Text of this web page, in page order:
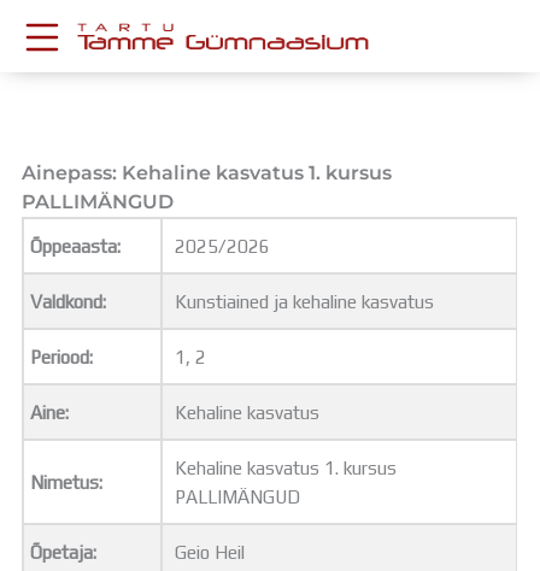
content
Postkast
Drive
Tamme TV
Tamme Leht
Kooliraadio
Koorilaul
ÕPPETÖÖ
Tunniplaan
Aastaplaan
Õppekava
Ainepassid
Huviringid
Õpilastööd (UPT)
Distantsõpe
Ainepass: Kehaline kasvatus 1. kursus
PALLIMÄNGUD
Õppeaasta: 2025/2026
Valdkond: Kunstiained ja kehaline kasvatus
Periood: 1, 2
Aine: Kehaline kasvatus
Nimetus:
Kehaline kasvatus 1. kursus
PALLIMÄNGUD
Õpetaja: Geio Heil